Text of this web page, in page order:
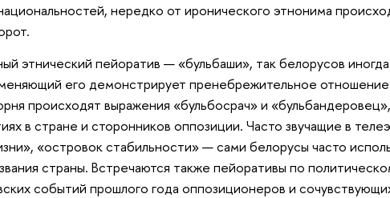
нередко от иронического этнонима
этнический пейоратив — «бульбаши», так белорусов иногда
его демонстрирует пренебрежительное
происходят выражения «бульбосрач» и
в стране и сторонников оппозиции. Часто звучащие в
«островок стабильности» — сами белорусы часто
страны. Встречаются также пейоративы по
событий прошлого года оппозиционеров и